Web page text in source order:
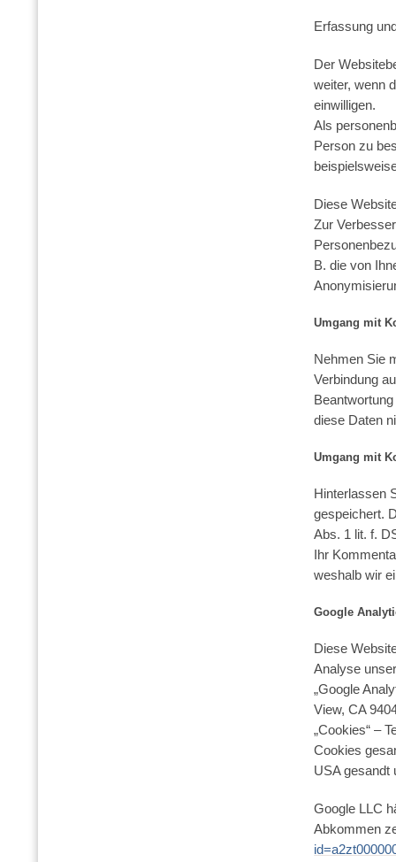
Erfassung
Der
weiter, wenn
einwilligen.
Als
Person zu
Diese
Zur
B. die von
Umgang mit
Nehmen Sie
Verbindung
diese Daten
Umgang mit
Hinterlassen
gespeichert.
Abs. 1 lit. f.
Ihr
weshalb wir
Google
Diese
Analyse
„Google
View, CA
„Cookies“ –
Cookies
USA gesandt
Google LLC
Abkommen